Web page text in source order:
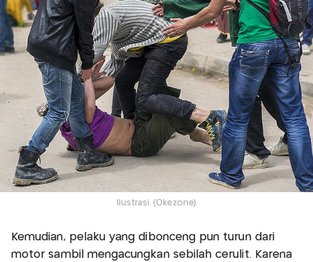
Ilustrasi (Okezone)
Kemudian, pelaku yang dibonceng pun turun dari
motor sambil mengacungkan sebilah cerulit. Karena